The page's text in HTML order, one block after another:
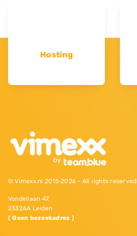
Hosting
© Vimexx.nl 2015‐2026 - All rights reserved
Vondellaan 47,
2332AA Leiden
( Geen bezoekadres )